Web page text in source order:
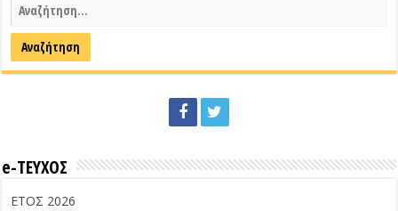
e-ΤΕΥΧΟΣ
ΕΤΟΣ 2026